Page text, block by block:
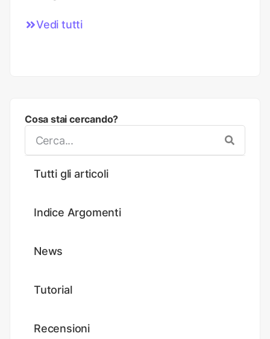
Vedi tutti
Cosa stai cercando?
Tutti gli articoli
Indice Argomenti
News
Tutorial
Recensioni